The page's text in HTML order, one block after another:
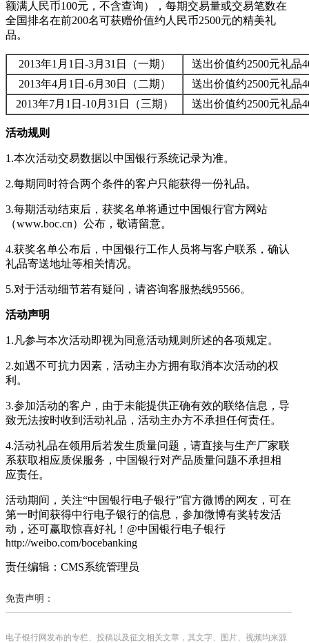
额满人民币100元，不含查询），每期交易量或交易笔数在
全国排名在前200名可获赠价值约人民币2500元的精美礼
品。
2013年1月1日-3月31日（一期）
送出价值约2500元礼品
2013年4月1日-6月30日（二期）
送出价值约2500元礼品
2013年7月1日-10月31日（三期）
送出价值约2500元礼品
活动规则
1.本次活动交易数据以中国银行系统记录为准。
2.每期同时符合两个条件的客户只能获得一份礼品。
3.每期活动结束后，获奖名单将通过中国银行官方网站
（www.boc.cn）公布，敬请留意。
4.获奖名单公布后，中国银行工作人员将与客户联系，确认
礼品寄送地址等相关情况。
5.对于活动细节若有疑问，请咨询客服热线95566。
活动声明
1.凡参与本次活动即视为同意活动规则所述的各项规定。
2.如遇不可抗力因素，活动主办方拥有取消本次活动的权
利。
3.参加活动的客户，由于未能提供正确有效的联络信息，导
致无法按时收到活动礼品，活动主办方不承担任何责任。
4.活动礼品在领用后若发生质量问题，请直接与生产厂家联
系获取相应质保服务，中国银行对产品质量问题不承担相
应责任。
活动期间，关注“中国银行电子银行”官方微博的网友，可在
第一时间获得中行电子银行的信息，参加微博有奖转发活
动，还可赢取惊喜好礼！@中国银行电子银行
http://weibo.com/bocebanking
责任编辑：CMS系统管理员
免责声明：
电子银行网发布的专栏、投稿以及征文相关文章，其文字、图片、视频均来源